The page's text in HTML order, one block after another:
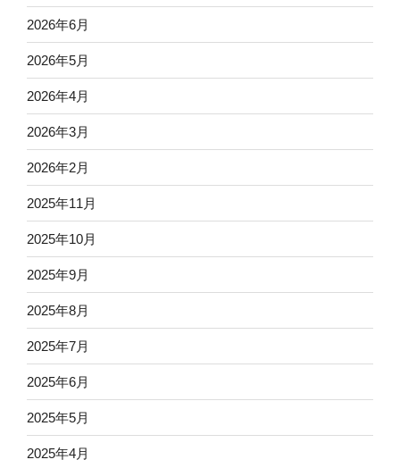
2026年6月
2026年5月
2026年4月
2026年3月
2026年2月
2025年11月
2025年10月
2025年9月
2025年8月
2025年7月
2025年6月
2025年5月
2025年4月